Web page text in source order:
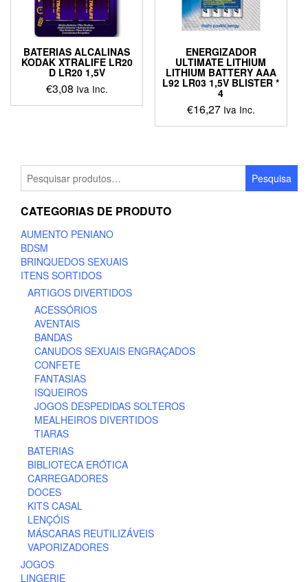
BATERIAS ALCALINAS
KODAK XTRALIFE LR20
D LR20 1,5V
€3,08 Iva Inc.
ENERGIZADOR
ULTIMATE LITHIUM
LITHIUM BATTERY AAA
L92 LR03 1,5V BLISTER *
4
€16,27 Iva Inc.
por:
Pesquisa
CATEGORIAS DE PRODUTO
AUMENTO PENIANO
BDSM
BRINQUEDOS SEXUAIS
ITENS SORTIDOS
ARTIGOS DIVERTIDOS
ACESSÓRIOS
AVENTAIS
BANDAS
CANUDOS SEXUAIS ENGRAÇADOS
CONFETE
FANTASIAS
ISQUEIROS
JOGOS DESPEDIDAS SOLTEROS
MEALHEIROS DIVERTIDOS
TIARAS
BATERIAS
BIBLIOTECA ERÓTICA
CARREGADORES
DOCES
KITS CASAL
LENÇÓIS
MÁSCARAS REUTILIZÁVEIS
VAPORIZADORES
JOGOS
LINGERIE